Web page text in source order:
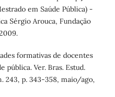
em Saúde Pública) -
Sérgio Arouca, Fundação
formativas de docentes
pública. Ver. Bras. Estud.
243, p. 343-358, maio/ago,